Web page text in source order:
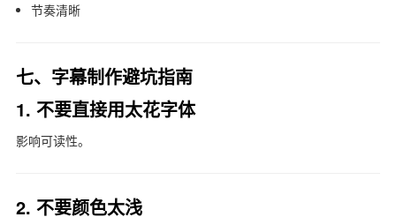
节奏清晰
七、字幕制作避坑指南
1. 不要直接用太花字体
影响可读性。
2. 不要颜色太浅